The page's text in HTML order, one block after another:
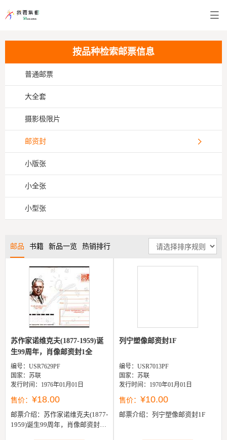
按品种检索邮票信息
普通邮票
大全套
摄影极限片
邮资封
小版张
小全张
小型张
邮品 书籍 新品一览 热销排行
苏作家诺维克夫(1877-1959)诞
生99周年，肖像邮资封1全
编号：USR7629PF
国家：苏联
发行时间：1976年01月01日
售价： ¥18.00
邮票介绍： 苏作家诺维克夫(1877-
1959)诞生99周年，肖像邮资封1
列宁塑像邮资封1F
编号：USR7013PF
国家：苏联
发行时间：1970年01月01日
售价： ¥10.00
邮票介绍： 列宁塑像邮资封1F